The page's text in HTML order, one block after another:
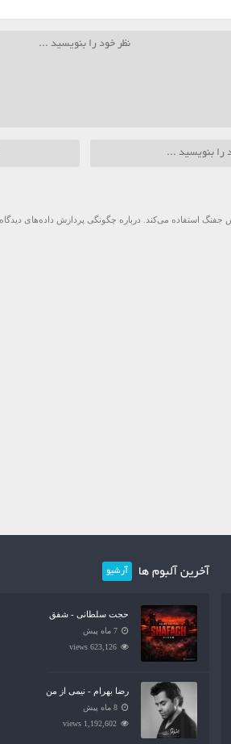
جفنگ استفاده می‌کند. درباره چگونگی پردازش داده‌های دیدگاه
آخرین آلبوم ها آرشیو
حجت سلطانی - شفق
7 ماه پیش
623,126 views
رضا بهرام - نیمی از من
8 ماه پیش
1,192,602 views